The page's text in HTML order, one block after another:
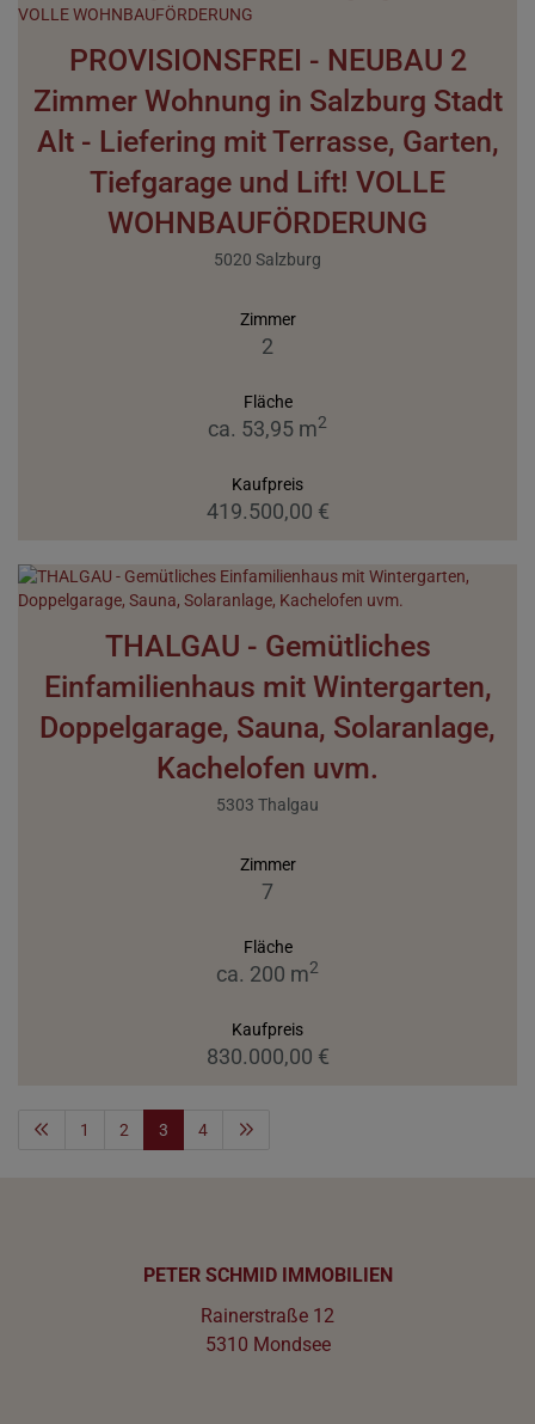
PROVISIONSFREI - NEUBAU 2
Zimmer Wohnung in Salzburg Stadt
Alt - Liefering mit Terrasse, Garten,
Tiefgarage und Lift! VOLLE
WOHNBAUFÖRDERUNG
5020 Salzburg
Zimmer
2
Fläche
ca. 53,95 m2
Kaufpreis
419.500,00 €
THALGAU - Gemütliches
Einfamilienhaus mit Wintergarten,
Doppelgarage, Sauna, Solaranlage,
Kachelofen uvm.
5303 Thalgau
Zimmer
7
Fläche
ca. 200 m2
Kaufpreis
830.000,00 €
1 2 3 4
PETER SCHMID IMMOBILIEN
Rainerstraße 12
5310 Mondsee